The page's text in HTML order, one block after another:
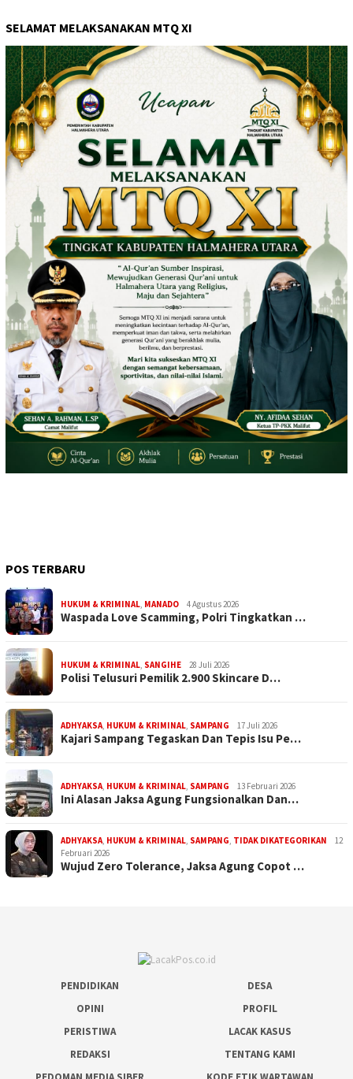
SELAMAT MELAKSANAKAN MTQ XI
POS TERBARU
HUKUM & KRIMINAL MANADO 4 Agustus 2026
Waspada Love Scamming, Polri Tingkatkan …
HUKUM & KRIMINAL SANGIHE 28 Juli 2026
Polisi Telusuri Pemilik 2.900 Skincare D…
ADHYAKSA HUKUM & KRIMINAL SAMPANG 17 Juli 2026
Kajari Sampang Tegaskan Dan Tepis Isu Pe…
ADHYAKSA HUKUM & KRIMINAL SAMPANG 13 Februari 2026
Ini Alasan Jaksa Agung Fungsionalkan Dan…
ADHYAKSA HUKUM & KRIMINAL SAMPANG TIDAK DIKATEGORIKAN
12
Februari 2026
Wujud Zero Tolerance, Jaksa Agung Copot …
PENDIDIKAN
DESA
OPINI
PROFIL
PERISTIWA
LACAK KASUS
REDAKSI
TENTANG KAMI